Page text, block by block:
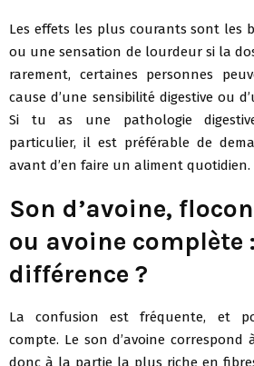
Les effets les plus courants sont les
ou une sensation de lourdeur si la
rarement, certaines personnes
cause d’une sensibilité digestive ou
Si tu as une pathologie
particulier, il est préférable de
avant d’en faire un aliment quotidien.
Son d’avoine,
ou avoine complète
différence ?
La confusion est fréquente, et
compte. Le son d’avoine correspond
donc à la partie la plus riche en